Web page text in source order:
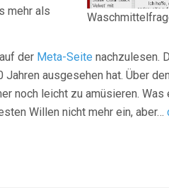
mehr als
der Meta-Seite nachzulesen.
ausgesehen hat. Über
noch leicht zu amüsieren.
Willen nicht mehr ein, aber…